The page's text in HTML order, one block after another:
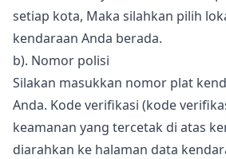
setiap kota, Maka silahkan pilih
kendaraan Anda berada.
b). Nomor polisi
Silakan masukkan nomor plat
Anda. Kode verifikasi (kode
keamanan yang tercetak di atas
diarahkan ke halaman data